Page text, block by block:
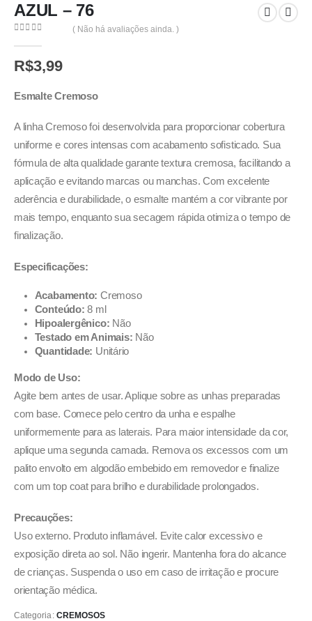
AZUL – 76
( Não há avaliações ainda. )
R$3,99
Esmalte Cremoso
A linha Cremoso foi desenvolvida para proporcionar cobertura
uniforme e cores intensas com acabamento sofisticado. Sua
fórmula de alta qualidade garante textura cremosa, facilitando a
aplicação e evitando marcas ou manchas. Com excelente
aderência e durabilidade, o esmalte mantém a cor vibrante por
mais tempo, enquanto sua secagem rápida otimiza o tempo de
finalização.
Especificações:
Acabamento: Cremoso
Conteúdo: 8 ml
Hipoalergênico: Não
Testado em Animais: Não
Quantidade: Unitário
Modo de Uso:
Agite bem antes de usar. Aplique sobre as unhas preparadas
com base. Comece pelo centro da unha e espalhe
uniformemente para as laterais. Para maior intensidade da cor,
aplique uma segunda camada. Remova os excessos com um
palito envolto em algodão embebido em removedor e finalize
com um top coat para brilho e durabilidade prolongados.
Precauções:
Uso externo. Produto inflamável. Evite calor excessivo e
exposição direta ao sol. Não ingerir. Mantenha fora do alcance
de crianças. Suspenda o uso em caso de irritação e procure
orientação médica.
Categoria: CREMOSOS